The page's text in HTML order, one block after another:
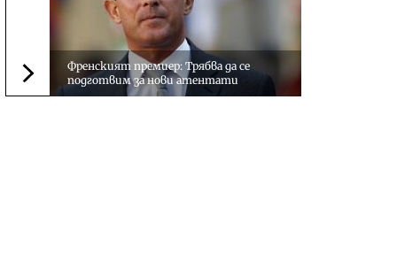
Следваща новина
Френският премиер: Трябва да се
подготвим за нови атентати